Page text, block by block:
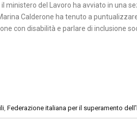
il ministero del Lavoro ha avviato in una
Calderone ha tenuto a
con disabilità e parlare di inclusione
Federazione italiana per il superamento